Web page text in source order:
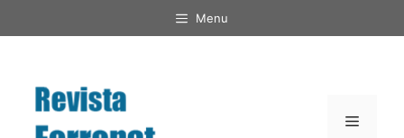
al
Menu
Menú